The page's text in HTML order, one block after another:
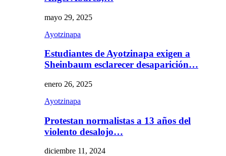
mayo 29, 2025
Ayotzinapa
Estudiantes de Ayotzinapa exigen a
Sheinbaum esclarecer desaparición…
enero 26, 2025
Ayotzinapa
Protestan normalistas a 13 años del
violento desalojo…
diciembre 11, 2024